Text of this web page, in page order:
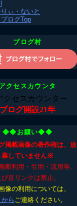
ぃ・ないと
ログTop
ブログ村
アクセスカウンタ
ブログ開設21年
◆◆お願い◆◆
掲載画像の著作権は、放
棄していません※
断利用・引用・流用等、
び直リンクは禁止。
像の利用については、
ら ご連絡ください。